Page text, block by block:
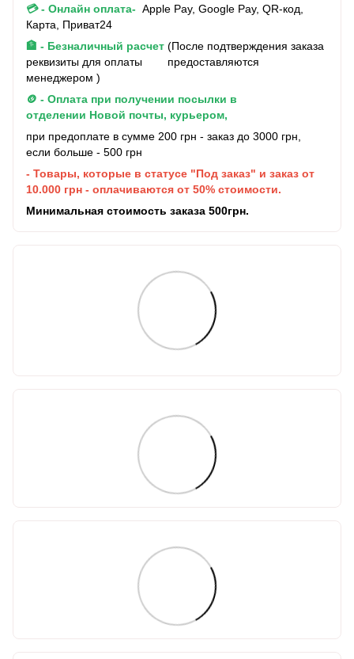
💳 - Онлайн оплата- Apple Pay, Google Pay, QR-код,
Карта, Приват24
🏦 - Безналичный расчет (После подтверждения заказа
реквизиты для оплаты предоставляются
менеджером )
🪙 - Оплата при получении посылки в
отделении Новой почты, курьером,
при предоплате в сумме 200 грн - заказ до 3000 грн,
если больше - 500 грн
- Товары, которые в статусе "Под заказ" и заказ от
10.000 грн - оплачиваются от 50% стоимости.
Минимальная стоимость заказа 500грн.